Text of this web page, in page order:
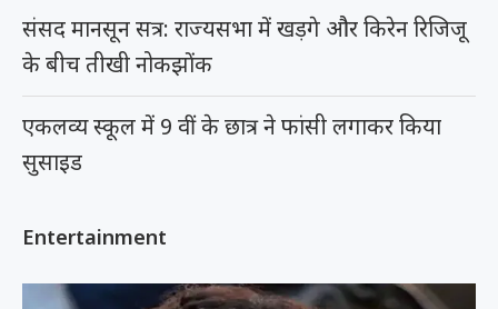
संसद मानसून सत्र: राज्यसभा में खड़गे और किरेन रिजिजू
के बीच तीखी नोकझोंक
एकलव्य स्कूल में 9 वीं के छात्र ने फांसी लगाकर किया
सुसाइड
Entertainment